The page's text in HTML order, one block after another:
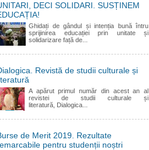
DECI SOLIDARI. SUSȚINEM
Ghidați de gândul și intenția bună întru
sprijinirea educației prin unitate și
solidarizare față de...
Revistă de studii culturale și
A apărut primul număr din acest an al
revistei de studii culturale și
literatură, Dialogica...
de Merit 2019. Rezultate
pentru studenții noștri